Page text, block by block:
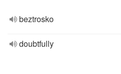
beztrosko
doubtfully